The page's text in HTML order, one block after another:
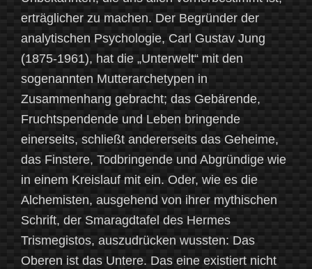
erträglicher zu machen. Der Begründer der
analytischen Psychologie, Carl Gustav Jung
(1875-1961), hat die „Unterwelt“ mit den
sogenannten Mutterarchetypen in
Zusammenhang gebracht; das Gebärende,
Fruchtspendende und Leben bringende
einerseits, schließt andererseits das Geheime,
das Finstere, Todbringende und Abgründige wie
in einem Kreislauf mit ein. Oder, wie es die
Alchemisten, ausgehend von ihrer mythischen
Schrift, der Smaragdtafel des Hermes
Trismegistos, auszudrücken wussten: Das
Oberen ist das Untere. Das eine existiert nicht